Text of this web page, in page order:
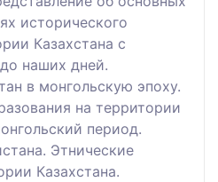
исторического
Казахстана с
наших дней.
в монгольскую эпоху.
на территории
период.
Этнические
Казахстана.